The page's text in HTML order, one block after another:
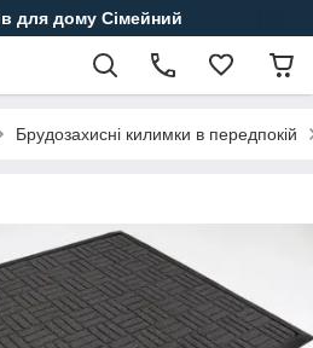
для дому Сімейний
Брудозахисні килимки в передпокій